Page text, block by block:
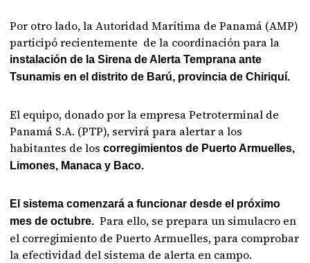
Por otro lado, la Autoridad Marítima de Panamá (AMP)
participó recientemente de la coordinación para la
instalación de la Sirena de Alerta Temprana ante
Tsunamis en el distrito de Barú, provincia de Chiriquí.
El equipo, donado por la empresa Petroterminal de
Panamá S.A. (PTP), servirá para alertar a los
habitantes de loscorregimientos de Puerto Armuelles,
Limones, Manaca y Baco.
El sistema comenzará a funcionar desde el próximo
mes de octubre. Para ello, se prepara un simulacro en
el corregimiento de Puerto Armuelles, para comprobar
la efectividad del sistema de alerta en campo.